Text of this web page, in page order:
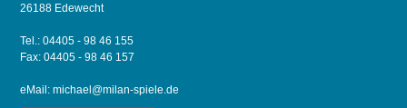
26188 Edewecht
Tel.: 04405 - 98 46 155
Fax: 04405 - 98 46 157
eMail:michael@milan-spiele.de